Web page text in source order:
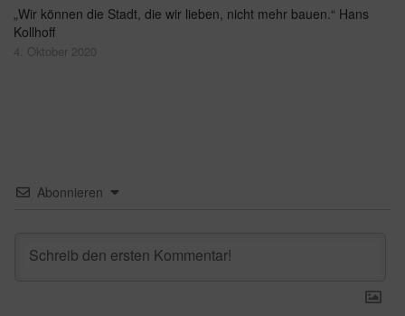
„Wir können die Stadt, die wir lieben, nicht mehr bauen.“ Hans
Kollhoff
4. Oktober 2020
Abonnieren